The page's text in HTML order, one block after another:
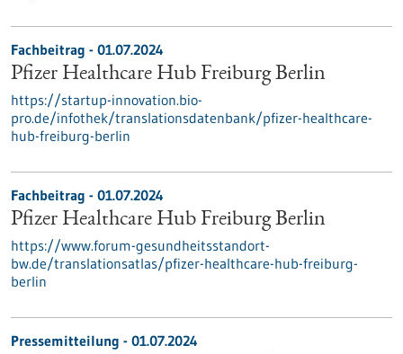
Fachbeitrag - 01.07.2024
Pfizer Healthcare Hub Freiburg Berlin
https://startup-innovation.bio-
pro.de/infothek/translationsdatenbank/pfizer-healthcare-
hub-freiburg-berlin
Fachbeitrag - 01.07.2024
Pfizer Healthcare Hub Freiburg Berlin
https://www.forum-gesundheitsstandort-
bw.de/translationsatlas/pfizer-healthcare-hub-freiburg-
berlin
Pressemitteilung - 01.07.2024